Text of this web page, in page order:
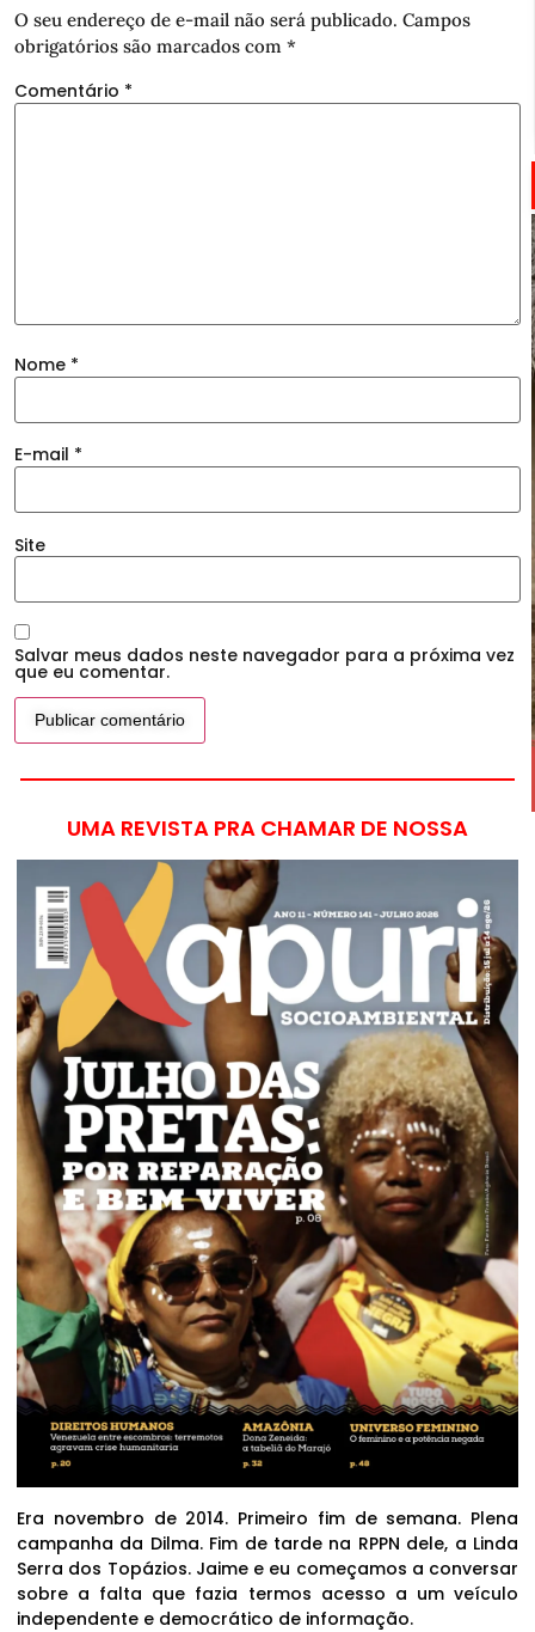
O seu endereço de e-mail não será publicado. Campos
obrigatórios são marcados com *
Comentário *
Nome *
E-mail *
Site
Salvar meus dados neste navegador para a próxima vez
que eu comentar.
UMA REVISTA PRA CHAMAR DE NOSSA
Era novembro de 2014. Primeiro fim de semana. Plena
campanha da Dilma. Fim de tarde na RPPN dele, a Linda
Serra dos Topázios. Jaime e eu começamos a conversar
sobre a falta que fazia termos acesso a um veículo
independente e democrático de informação.